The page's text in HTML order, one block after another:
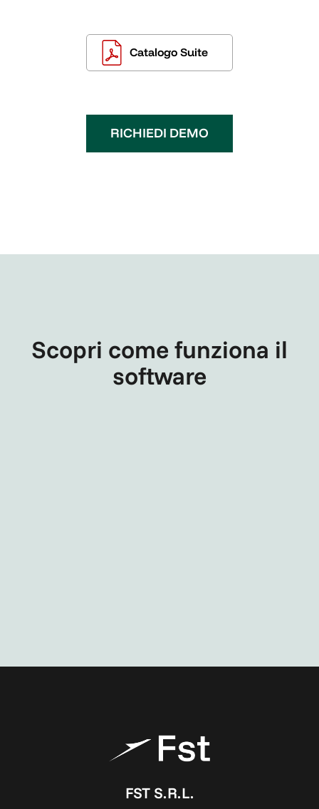
Catalogo Suite
RICHIEDI DEMO
Scopri come funziona il
software
FST S.R.L.